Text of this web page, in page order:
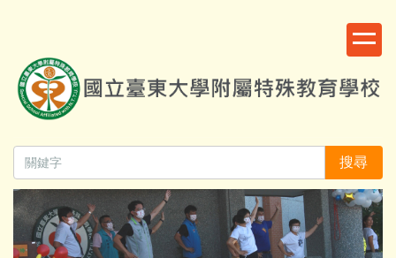
要
內
搜尋